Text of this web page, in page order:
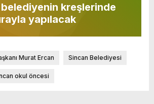
belediyenin kreşlerinde
yapılacak
Murat Ercan Sincan Belediyesi
okul öncesi